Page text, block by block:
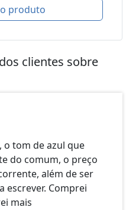
produto
clientes sobre
o tom de azul que
do comum, o preço
além de ser
escrever. Comprei
mais